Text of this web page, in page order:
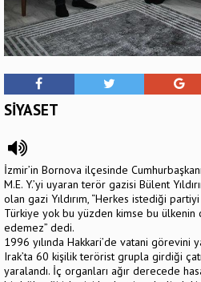
SİYASET
İzmir’in Bornova ilçesinde
M.E. Y.’yi uyaran terör gazisi Bülent
olan gazi Yıldırım, “Herkes istediği
Türkiye yok bu yüzden kimse bu ülkenin
edemez” dedi.
1996 yılında Hakkari’de vatani görevini
Irak’ta 60 kişilik terörist grupla girdiği
yaralandı. İç organları ağır derecede